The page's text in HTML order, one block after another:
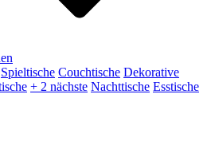
Spieltische Couchtische Dekorative
+ 2 nächste Nachttische Esstische